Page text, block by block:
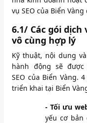
vụ SEO của Biển
6.1/ Các gói
vô cùng hợp lý
Kỹ thuật, nội dung
hành động sẽ
SEO của Biển Vàng.
triển khai tại Biển
- Tối ưu
yếu cơ bản